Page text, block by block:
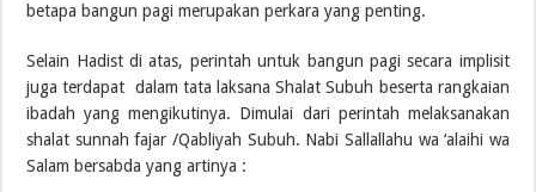
betapa bangun pagi merupakan perkara yang penting.
Selain Hadist di atas, perintah untuk bangun pagi secara implisit
juga terdapat dalam tata laksana Shalat Subuh beserta rangkaian
ibadah yang mengikutinya. Dimulai dari perintah melaksanakan
shalat sunnah fajar /Qabliyah Subuh. Nabi Sallallahu wa ‘alaihi wa
Salam bersabda yang artinya :